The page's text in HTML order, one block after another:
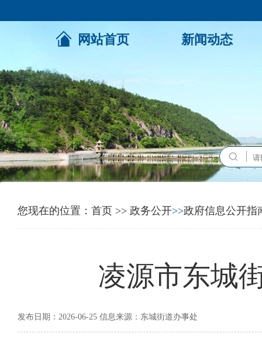
网站首页 新闻动态
您现在的位置： 首页 >> 政务公开>>政府信息公开指
凌源市东城
发布日期：2026-06-25 信息来源：东城街道办事处